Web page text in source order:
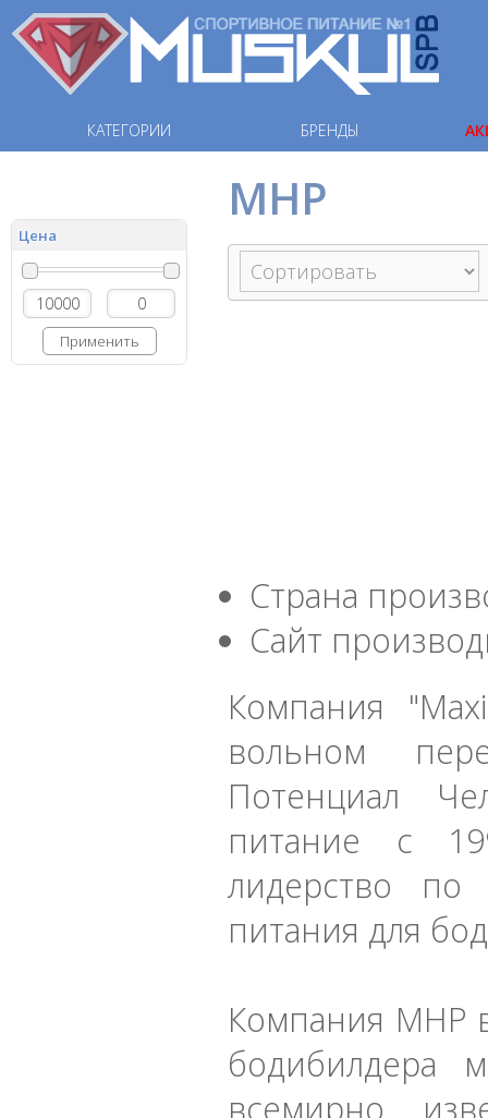
КАТЕГОРИИ БРЕНДЫ
Цена
Применить
MHP
Страна
Сайт
Компания
вольном
Потенциал
питание с
лидерство по
питания для
Компания МНР
бодибилдера
всемирно